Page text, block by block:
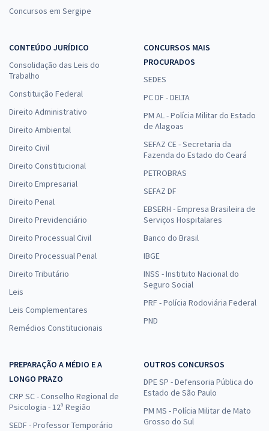
Concursos em Sergipe
CONTEÚDO JURÍDICO
Consolidação das Leis do
Trabalho
Constituição Federal
Direito Administrativo
Direito Ambiental
Direito Civil
Direito Constitucional
Direito Empresarial
Direito Penal
Direito Previdenciário
Direito Processual Civil
Direito Processual Penal
Direito Tributário
Leis
Leis Complementares
Remédios Constitucionais
CONCURSOS MAIS
PROCURADOS
SEDES
PC DF - DELTA
PM AL - Polícia Militar do Estado
de Alagoas
SEFAZ CE - Secretaria da
Fazenda do Estado do Ceará
PETROBRAS
SEFAZ DF
EBSERH - Empresa Brasileira de
Serviços Hospitalares
Banco do Brasil
IBGE
INSS - Instituto Nacional do
Seguro Social
PRF - Polícia Rodoviária Federal
PND
PREPARAÇÃO A MÉDIO E A
LONGO PRAZO
CRP SC - Conselho Regional de
Psicologia - 12ª Região
SEDF - Professor Temporário
OUTROS CONCURSOS
DPE SP - Defensoria Pública do
Estado de São Paulo
PM MS - Polícia Militar de Mato
Grosso do Sul